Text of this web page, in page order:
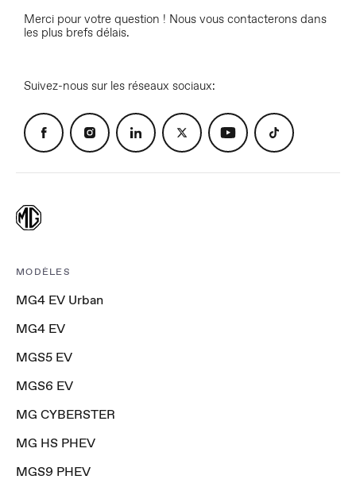
Merci pour votre question ! Nous vous contacterons dans
les plus brefs délais.
Suivez-nous sur les réseaux sociaux:
MODÈLES
MG4 EV Urban
MG4 EV
MGS5 EV
MGS6 EV
MG CYBERSTER
MG HS PHEV
MGS9 PHEV